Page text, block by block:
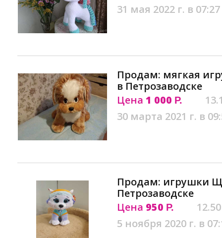
31 мая 2022 г. в 07:27
Продам: мягкая
в Петрозаводске
Цена 1 000 Р.
30 марта 2021 г. в
Продам: игрушки
Петрозаводске
Цена 950 Р.
5 ноября 2020 г. в